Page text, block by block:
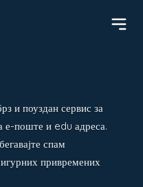
и поуздан сервис за
е-поште и edu адреса.
спам
привремених